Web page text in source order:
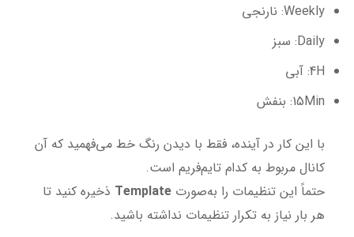
Weekly: نارنجی
Daily: سبز
4H: آبی
15Min: بنفش
با این کار در آینده، فقط با دیدن رنگ خط می‌فهمید که آن
کانال مربوط به کدام تایم‌فریم است.
حتماً این تنظیمات را به‌صورتTemplate ذخیره کنید تا
هر بار نیاز به تکرار تنظیمات نداشته باشید.